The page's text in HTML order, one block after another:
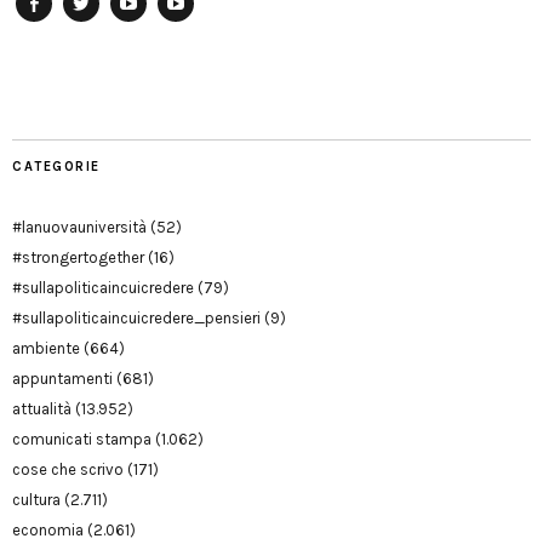
CATEGORIE
#lanuovauniversità (52)
#strongertogether(16)
#sullapoliticaincuicredere (79)
#sullapoliticaincuicredere_pensieri (9)
ambiente (664)
appuntamenti (681)
attualità (13.952)
comunicati stampa (1.062)
cose che scrivo (171)
cultura (2.711)
economia (2.061)